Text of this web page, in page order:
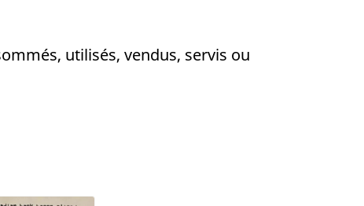
utilisés, vendus, servis ou